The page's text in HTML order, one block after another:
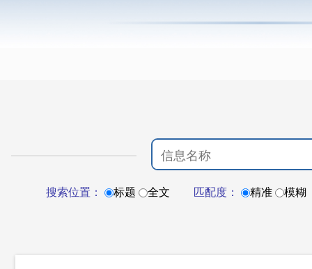
搜索位置： 标题 全文 匹配度： 精准 模糊